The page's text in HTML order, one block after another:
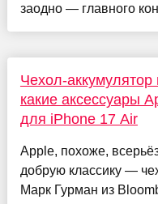
заодно — главного
Чехол-
какие аксессуары
для iPhone 17 Air
Apple, похоже,
добрую классику —
Марк Гурман из